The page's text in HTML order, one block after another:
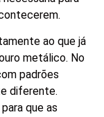
ao que já
metálico. No
padrões
diferente.
que as